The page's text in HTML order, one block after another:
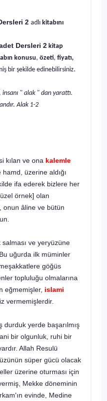
2 adlı kitabını
Dersleri 2 kitap
konusu, özeti, fiyatı,
bir şekilde edinebilirsiniz.
insanı " alak " dan yarattı.
Alak 1-2
kılan ve ona kalemle
üzerine aldığı
ifa ederek bizlere her
örnek] olan
onun âline ve bütün
ve yeryüzüne
uğurda ilk müminler
göğüs
topluluğu olmalarına
eğmemişler, islami
vermemişlerdir.
yerde başarılmış
bir olgunluk, ruhi bir
Allah Re­sulü
süper gücü olacak
üzerine oturması için
Mekke döneminin
evinde, Medine